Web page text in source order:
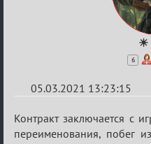
☀
6
05.03.2021 13:23:15
Re:
Разговоры
Контракт заключается с
переименования, побег